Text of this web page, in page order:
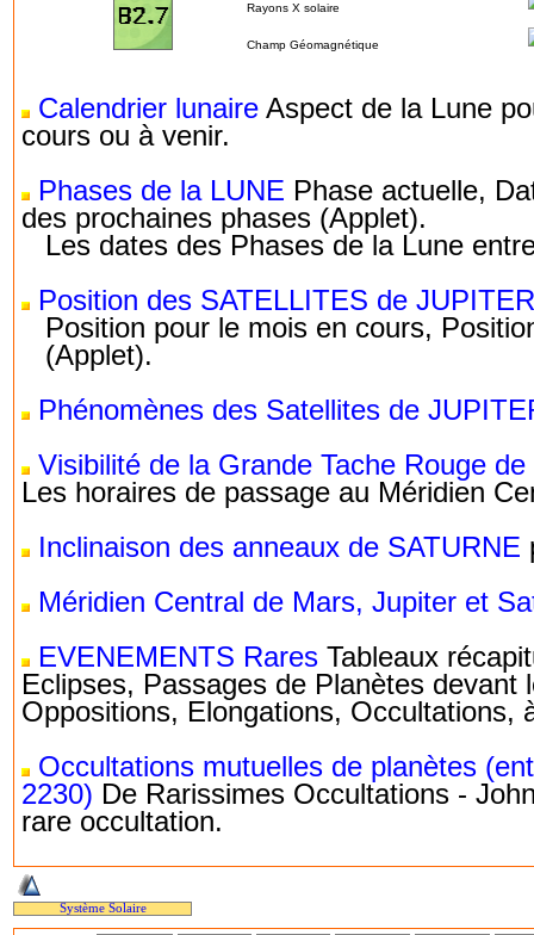
Rayons X solaire
Champ Géomagnétique
Calendrier lunaire Aspect de la Lune
cours ou à venir.
Phases de la LUNE Phase actuelle,
des prochaines phases (Applet).
Les dates des Phases de la Lune
Position des SATELLITES de JUPITER
Position pour le mois en cours,
(Applet).
Phénomènes des Satellites de
Visibilité de la Grande Tache Rouge
Les horaires de passage au Méridien
Inclinaison des anneaux de SATURNE
Méridien Central de Mars, Jupiter et
EVENEMENTS Rares Tableaux
Eclipses, Passages de Planètes devant
Oppositions, Elongations, Occultations,
Occultations mutuelles de planètes
2230) De Rarissimes Occultations -
rare occultation.
Système Solaire